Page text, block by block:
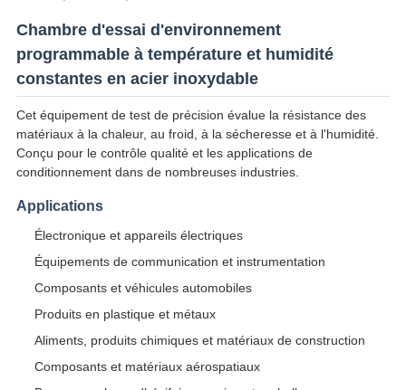
Chambre d'essai d'environnement
programmable à température et humidité
constantes en acier inoxydable
Cet équipement de test de précision évalue la résistance des
matériaux à la chaleur, au froid, à la sécheresse et à l'humidité.
Conçu pour le contrôle qualité et les applications de
conditionnement dans de nombreuses industries.
Applications
Électronique et appareils électriques
Équipements de communication et instrumentation
Composants et véhicules automobiles
Produits en plastique et métaux
Aliments, produits chimiques et matériaux de construction
Composants et matériaux aérospatiaux